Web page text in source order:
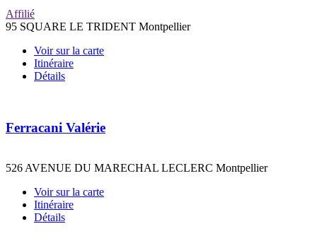
Affilié
95 SQUARE LE TRIDENT Montpellier
Voir sur la carte
Itinéraire
Détails
Ferracani Valérie
526 AVENUE DU MARECHAL LECLERC Montpellier
Voir sur la carte
Itinéraire
Détails